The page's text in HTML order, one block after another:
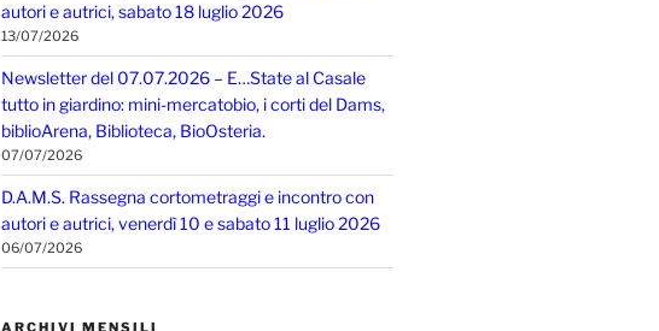
autori e autrici, sabato 18 luglio 2026
13/07/2026
Newsletter del 07.07.2026 – E…State al Casale
tutto in giardino: mini-mercatobio, i corti del Dams,
biblioArena, Biblioteca, BioOsteria.
07/07/2026
D.A.M.S. Rassegna cortometraggi e incontro con
autori e autrici, venerdì 10 e sabato 11 luglio 2026
06/07/2026